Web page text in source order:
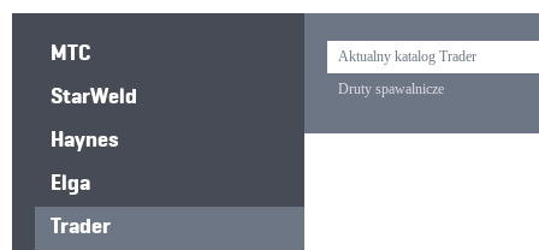
MTC
StarWeld
Haynes
Elga
Trader
Aktualny katalog Trader
Druty spawalnicze